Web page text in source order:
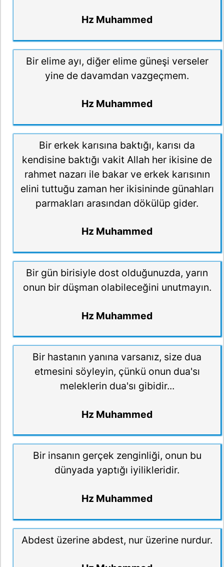
Hz Muhammed
Bir elime ayı, diğer elime güneşi verseler
yine de davamdan vazgeçmem.
Hz Muhammed
Bir erkek karısına baktığı, karısı da
kendisine baktığı vakit Allah her ikisine de
rahmet nazarı ile bakar ve erkek karısının
elini tuttuğu zaman her ikisininde günahları
parmakları arasından dökülüp gider.
Hz Muhammed
Bir gün birisiyle dost olduğunuzda, yarın
onun bir düşman olabileceğini unutmayın.
Hz Muhammed
Bir hastanın yanına varsanız, size dua
etmesini söyleyin, çünkü onun dua'sı
meleklerin dua'sı gibidir...
Hz Muhammed
Bir insanın gerçek zenginliği, onun bu
dünyada yaptığı iyilikleridir.
Hz Muhammed
Abdest üzerine abdest, nur üzerine nurdur.